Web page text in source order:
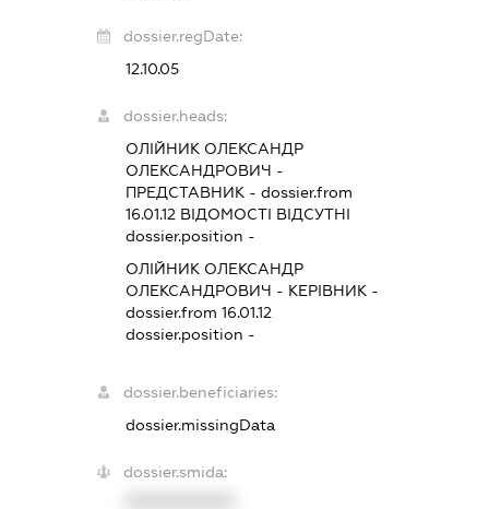
dossier.regDate:
12.10.05
dossier.heads:
ОЛІЙНИК ОЛЕКСАНДР
ОЛЕКСАНДРОВИЧ -
ПРЕДСТАВНИК - dossier.from
16.01.12 ВІДОМОСТІ ВІДСУТНІ
dossier.position -
ОЛІЙНИК ОЛЕКСАНДР
ОЛЕКСАНДРОВИЧ - КЕРІВНИК -
dossier.from 16.01.12
dossier.position -
dossier.beneficiaries:
dossier.missingData
dossier.smida: